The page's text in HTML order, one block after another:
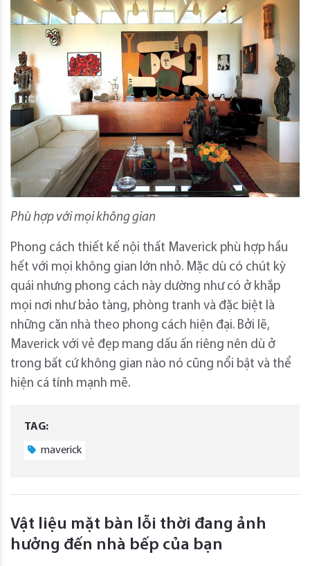
Phù hợp với mọi không gian
Phong cách thiết kế nội thất Maverick phù hợp hầu
hết với mọi không gian lớn nhỏ. Mặc dù có chút kỳ
quái nhưng phong cách này dường như có ở khắp
mọi nơi như bảo tàng, phòng tranh và đặc biệt là
những căn nhà theo phong cách hiện đại. Bởi lẽ,
Maverick với vẻ đẹp mang dấu ấn riêng nên dù ở
trong bất cứ không gian nào nó cũng nổi bật và thể
hiện cá tính mạnh mẽ.
TAG:
maverick
Vật liệu mặt bàn lỗi thời đang ảnh
hưởng đến nhà bếp của bạn